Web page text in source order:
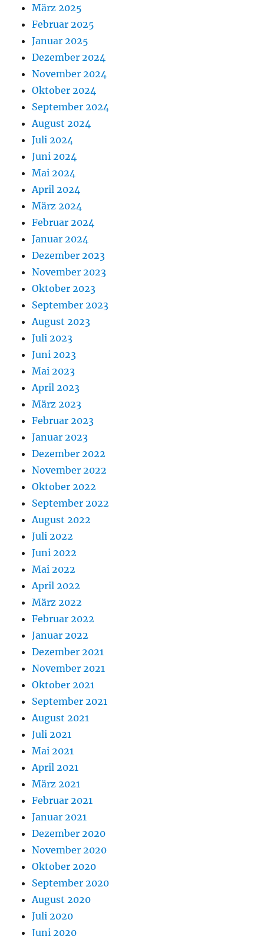
März 2025
Februar 2025
Januar 2025
Dezember 2024
November 2024
Oktober 2024
September 2024
August 2024
Juli 2024
Juni 2024
Mai 2024
April 2024
März 2024
Februar 2024
Januar 2024
Dezember 2023
November 2023
Oktober 2023
September 2023
August 2023
Juli 2023
Juni 2023
Mai 2023
April 2023
März 2023
Februar 2023
Januar 2023
Dezember 2022
November 2022
Oktober 2022
September 2022
August 2022
Juli 2022
Juni 2022
Mai 2022
April 2022
März 2022
Februar 2022
Januar 2022
Dezember 2021
November 2021
Oktober 2021
September 2021
August 2021
Juli 2021
Mai 2021
April 2021
März 2021
Februar 2021
Januar 2021
Dezember 2020
November 2020
Oktober 2020
September 2020
August 2020
Juli 2020
Juni 2020